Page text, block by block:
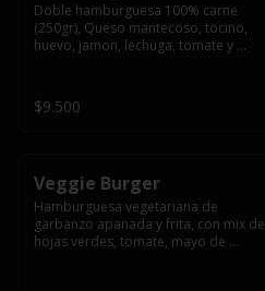
Doble hamburguesa 100% carne
(250gr), Queso mantecoso, tocino,
huevo, jamon, lechuga, tomate y
$9.500
Veggie Burger
Hamburguesa vegetariana de
garbanzo apanada y frita, con mix de
hojas verdes, tomate, mayo de